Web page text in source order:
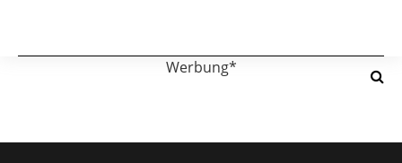
Werbung*